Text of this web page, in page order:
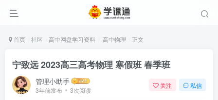
首页 社区 高中网盘学习资料 高中物理 正文
宁致远 2023高三高考物理 寒假班 春季班
管理小助手
3年前发布 3次阅读
关注 私信